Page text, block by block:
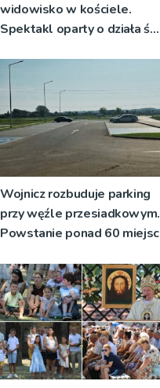
widowisko w kościele.
Spektakl oparty o działa św.
Wojnicz rozbuduje parking
przy węźle przesiadkowym.
Powstanie ponad 60 miejsc